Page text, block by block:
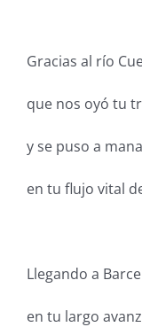
Gracias al río
que nos oyó tu
y se puso a
en tu flujo vital
Llegando a
en tu largo